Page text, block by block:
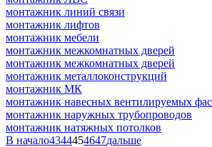
монтажник линий связи
монтажник лифтов
монтажник мебели
монтажник межкомнатных дверей
монтажник межкомнатных дверей
монтажник металлоконструкций
монтажник МК
монтажник навесных вентилируемых
монтажник наружных трубопроводов
монтажник натяжных потолков
В начало4344454647дальше